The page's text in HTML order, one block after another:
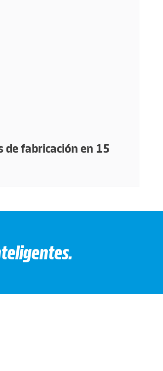
de fabricación en 15